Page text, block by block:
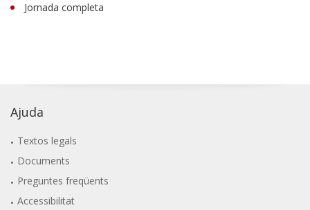
Jornada completa
Ajuda
Textos legals
Documents
Preguntes freqüents
Accessibilitat